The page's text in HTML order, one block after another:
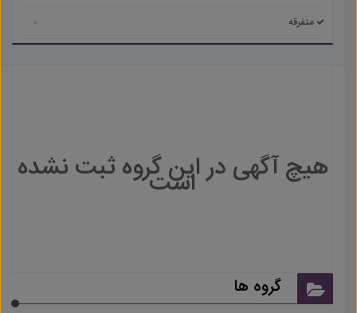
متفرقه 0
هیچ آگهی در این گروه ثبت نشده
است
گروه ها